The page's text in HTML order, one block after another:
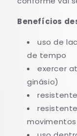
Benefícios
uso de
de tempo
exercer
ginásio)